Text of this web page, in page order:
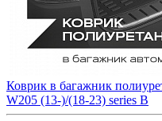
Коврик в багажник
W205 (13-)/(18-23) series B